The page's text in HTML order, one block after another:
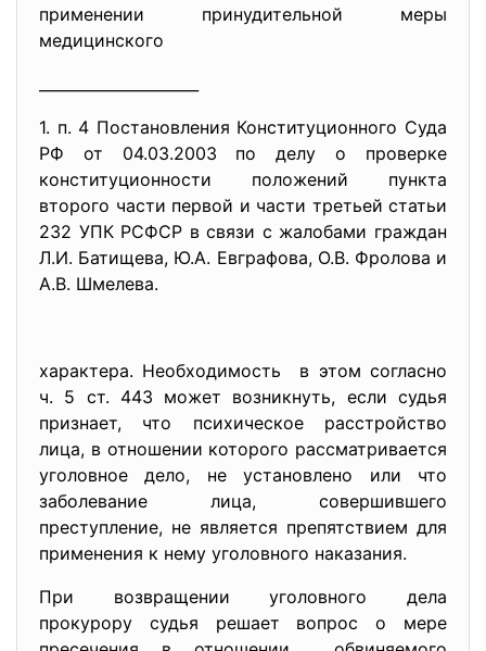
применении принудительной меры
медицинского
1. п. 4 Постановления Конституционного Суда
РФ от 04.03.2003 по делу о проверке
конституционности положений пункта
второго части первой и части третьей статьи
232 УПК РСФСР в связи с жалобами граждан
Л.И. Батищева, Ю.А. Евграфова, О.В. Фролова и
А.В. Шмелева.
характера. Необходимость в этом согласно
ч. 5 ст. 443 может возникнуть, если судья
признает, что психическое расстройство
лица, в отношении которого рассматривается
уголовное дело, не установлено или что
заболевание лица, совершившего
преступление, не является препятствием для
применения к нему уголовного наказания.
При возвращении уголовного дела
прокурору судья решает вопрос о мере